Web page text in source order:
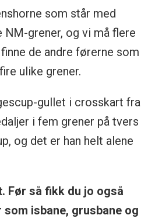
som står med
NM-grener, og vi må flere
de andre førerne som
ulike grener.
gullet i crosskart fra
i fem grener på tvers
og det er han helt alene
Før så fikk du jo også
isbane, grusbane og